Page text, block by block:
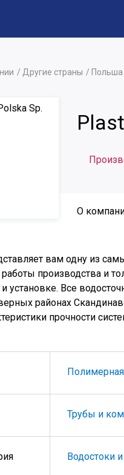
Другие страны Польша
О
вам одну из
производства и
установке. Все
районах
прочности
Трубы и
Водостоки